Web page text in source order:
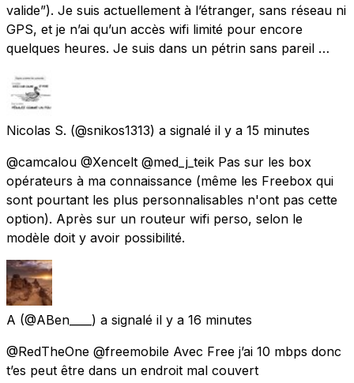
valide”). Je suis actuellement à l’étranger, sans réseau ni
GPS, et je n’ai qu’un accès wifi limité pour encore
quelques heures. Je suis dans un pétrin sans pareil …
Nicolas S. (@snikos1313) a signalé il y a 15 minutes
@camcalou @Xencelt @med_j_teik Pas sur les box
opérateurs à ma connaissance (même les Freebox qui
sont pourtant les plus personnalisables n'ont pas cette
option). Après sur un routeur wifi perso, selon le
modèle doit y avoir possibilité.
A (@ABen____) a signalé il y a 16 minutes
@RedTheOne @freemobile Avec Free j’ai 10 mbps donc
t’es peut être dans un endroit mal couvert